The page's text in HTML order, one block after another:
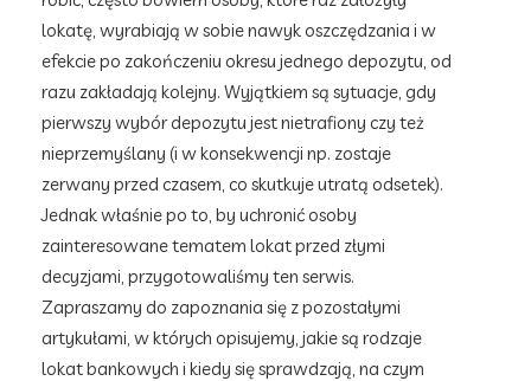
lokatę, wyrabiają w sobie nawyk oszczędzania i w
efekcie po zakończeniu okresu jednego depozytu, od
razu zakładają kolejny. Wyjątkiem są sytuacje, gdy
pierwszy wybór depozytu jest nietrafiony czy też
nieprzemyślany (i w konsekwencji np. zostaje
zerwany przed czasem, co skutkuje utratą odsetek).
Jednak właśnie po to, by uchronić osoby
zainteresowane tematem lokat przed złymi
decyzjami, przygotowaliśmy ten serwis.
Zapraszamy do zapoznania się z pozostałymi
artykułami, w których opisujemy, jakie są rodzaje
lokat bankowych i kiedy się sprawdzają, na czym